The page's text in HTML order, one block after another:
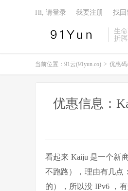
生
折
Hi, 请登录 我要注册 找回
当前位置： 91云(91yun.co) > 优惠
优惠信息：
看起来 Kaiju 是一个新
不跑路），理由有几点
的），所以没 IPv6 ，